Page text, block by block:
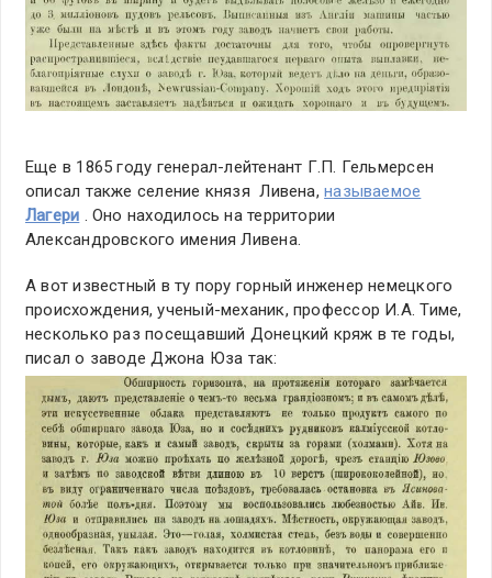
Еще в 1865 году генерал-лейтенант Г.П. Гельмерсен
описал также селение князя Ливена,называемое
Лагери . Оно находилось на территории
Александровского имения Ливена.
А вот известный в ту пору горный инженер немецкого
происхождения, ученый-механик, профессор И.А. Тиме,
несколько раз посещавший Донецкий кряж в те годы,
писал о заводе Джона Юза так: